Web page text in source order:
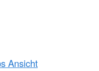
Ansicht